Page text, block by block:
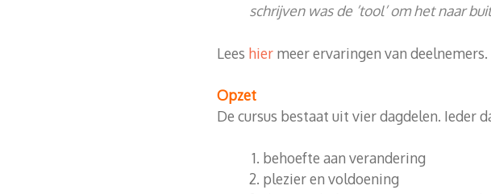
schrijven was de ’tool’ om het naar
Lees hiermeer ervaringen van deelnemers.
Opzet
De cursus bestaat uit vier dagdelen. Ieder
behoefte aan verandering
plezier en voldoening